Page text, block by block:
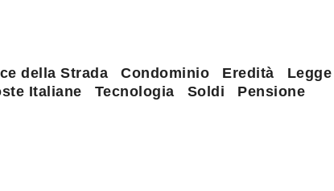
della Strada Condominio Eredità
Legge
Italiane Tecnologia Soldi Pensione